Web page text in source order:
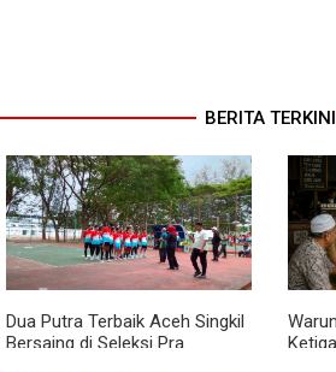
BERITA TERKINI
Dua Putra Terbaik Aceh Singkil
Bersaing di Seleksi Pra